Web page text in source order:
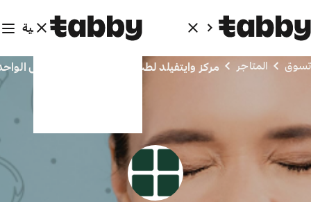
العربية
المتاجر مركز وايتفيلد لطب الاسنان شركة الشخص الواحد ذ م م